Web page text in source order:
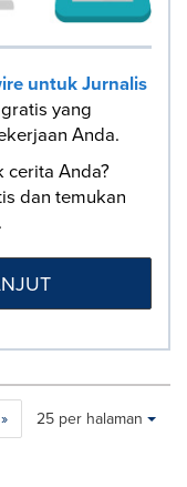
untuk Jurnalis
yang
Anda.
cerita Anda?
dan temukan
»
Making
a
Items per page:
25 per halaman